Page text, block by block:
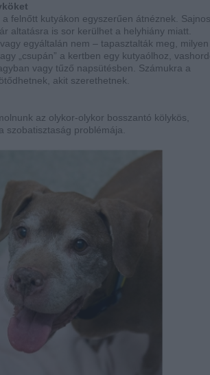
felnőtt kutyákon egyszerűen átnéznek. Sajnos
altatásra is sor kerülhet a helyhiány miatt.
egyáltalán nem – tapasztalták meg, milyen
„csupán” a kertben egy kutyaólhoz,
vagy tűző napsütésben. Számukra a
akit szerethetnek.
az olykor-olykor bosszantó kölykös,
szobatisztaság problémája.